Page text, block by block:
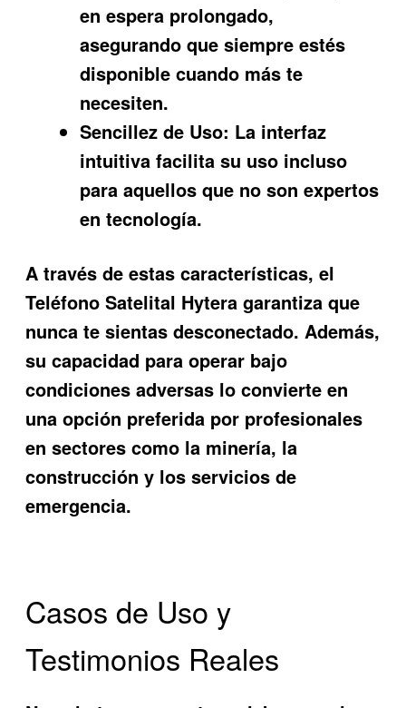
en espera prolongado,
asegurando que siempre estés
disponible cuando más te
necesiten.
Sencillez de Uso: La interfaz
intuitiva facilita su uso incluso
para aquellos que no son expertos
en tecnología.
A través de estas características, el
Teléfono Satelital Hytera garantiza que
nunca te sientas desconectado. Además,
su capacidad para operar bajo
condiciones adversas lo convierte en
una opción preferida por profesionales
en sectores como la minería, la
construcción y los servicios de
emergencia.
Casos de Uso y
Testimonios Reales